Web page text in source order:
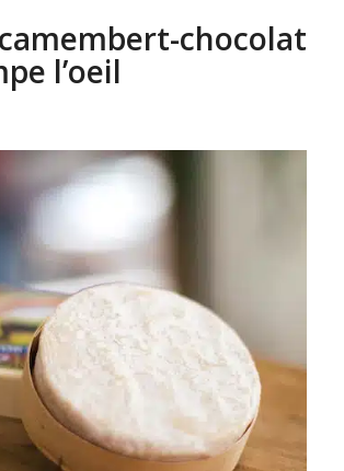
chocolat
l’oeil